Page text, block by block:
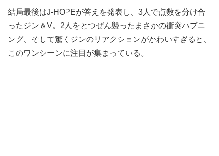
結局最後はJ-HOPEが答えを発表し、3人で点数を分け合
ったジン＆V。2人をとつぜん襲ったまさかの衝突ハプニ
ング、そして驚くジンのリアクションがかわいすぎると、
このワンシーンに注目が集まっている。